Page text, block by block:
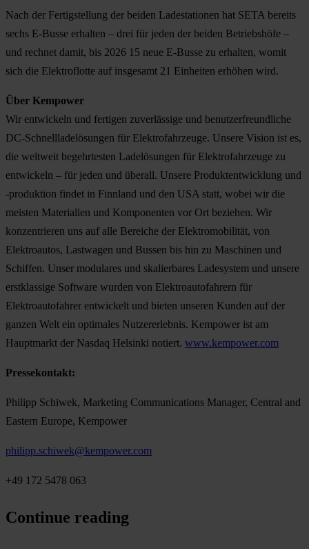
Nach der Fertigstellung der beiden Ladestationen hat SETA bereits
sechs E-Busse erhalten – drei für jeden der beiden Betriebshöfe –
und rechnet damit, bis 2026 15 neue E-Busse zu erhalten, womit
sich die Elektroflotte auf insgesamt 21 Einheiten erhöhen wird.
Über Kempower
Wir entwickeln und fertigen zuverlässige und benutzerfreundliche
DC-Schnellladelösungen für Elektrofahrzeuge. Unsere Vision ist es,
die weltweit begehrtesten Ladelösungen für Elektrofahrzeuge zu
entwickeln – für jeden und überall. Unsere Produktentwicklung und
-produktion findet in Finnland und den USA statt, wobei wir die
meisten Materialien und Komponenten vor Ort beziehen. Wir
konzentrieren uns auf alle Bereiche der Elektromobilität, von
Elektroautos, Lastwagen und Bussen bis hin zu Maschinen und
Schiffen. Unser modulares und skalierbares Ladesystem und unsere
erstklassige Software wurden von Elektroautofahrern für
Elektroautofahrer entwickelt und bieten unseren Kunden auf der
ganzen Welt ein optimales Nutzererlebnis. Kempower ist am
Hauptmarkt der Nasdaq Helsinki notiert. www.kempower.com
Pressekontakt:
Philipp Schiwek, Marketing Communications Manager, Central and
Eastern Europe, Kempower
philipp.schiwek@kempower.com
+49 172 5478 063
Continue reading